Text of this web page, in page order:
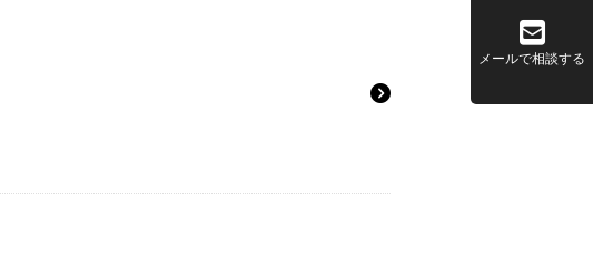
メールで相談する